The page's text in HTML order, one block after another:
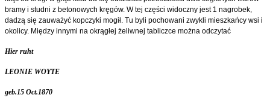
bramy i studni z betonowych kręgów. W tej części widoczny jest 1 nagrobek,
dadzą się zauważyć kopczyki mogił. Tu byli pochowani zwykli mieszkańcy wsi i
okolicy. Między innymi na okrągłej żeliwnej tabliczce można odczytać
Hier ruht
LEONIE WOYTE
geb.15 Oct.1870